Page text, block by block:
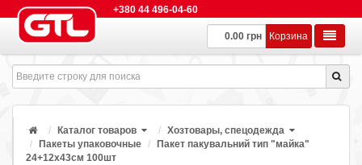
+380 44 496-04-60
0.00 грн Корзина
Каталог товаров
Хозтовары, спецодежда
Пакеты упаковочные
Пакет пакувальний тип "майка"
24+12х43см 100шт